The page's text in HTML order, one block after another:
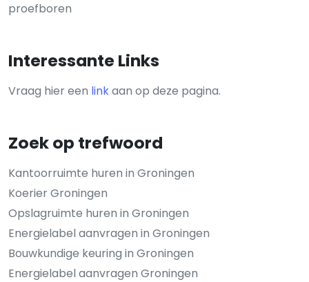
proefboren
Interessante Links
Vraag hier een linkaan op deze pagina.
Zoek op trefwoord
Kantoorruimte huren in Groningen
Koerier Groningen
Opslagruimte huren in Groningen
Energielabel aanvragen in Groningen
Bouwkundige keuring in Groningen
Energielabel aanvragen Groningen